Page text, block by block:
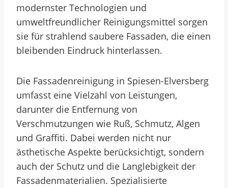
modernster Technologien und
umweltfreundlicher Reinigungsmittel sorgen
sie für strahlend saubere Fassaden, die einen
bleibenden Eindruck hinterlassen.
Die Fassadenreinigung in Spiesen-Elversberg
umfasst eine Vielzahl von Leistungen,
darunter die Entfernung von
Verschmutzungen wie Ruß, Schmutz, Algen
und Graffiti. Dabei werden nicht nur
ästhetische Aspekte berücksichtigt, sondern
auch der Schutz und die Langlebigkeit der
Fassadenmaterialien. Spezialisierte